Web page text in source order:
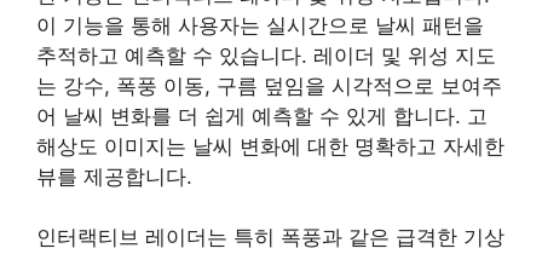
이 기능을 통해 사용자는 실시간으로 날씨 패턴을
추적하고 예측할 수 있습니다. 레이더 및 위성 지도
는 강수, 폭풍 이동, 구름 덮임을 시각적으로 보여주
어 날씨 변화를 더 쉽게 예측할 수 있게 합니다. 고
해상도 이미지는 날씨 변화에 대한 명확하고 자세한
뷰를 제공합니다.
인터랙티브 레이더는 특히 폭풍과 같은 급격한 기상